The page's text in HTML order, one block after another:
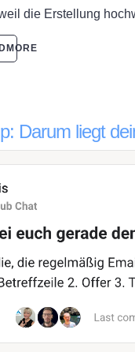
die Erstellung
Darum liegt